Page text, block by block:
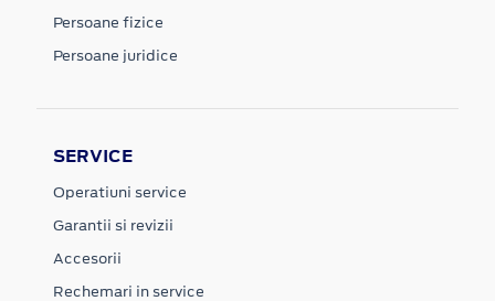
Persoane fizice
Persoane juridice
SERVICE
Operatiuni service
Garantii si revizii
Accesorii
Rechemari in service